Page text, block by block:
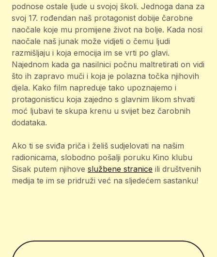
podnose ostale ljude u svojoj školi. Jednoga dana za
svoj 17. rođendan naš protagonist dobije čarobne
naočale koje mu promijene život na bolje. Kada nosi
naočale naš junak može vidjeti o čemu ljudi
razmišljaju i koja emocija im se vrti po glavi.
Najednom kada ga nasilnici počnu maltretirati on vidi
što ih zapravo muči i koja je polazna točka njihovih
djela. Kako film napreduje tako upoznajemo i
protagonisticu koja zajedno s glavnim likom shvati
moć ljubavi te skupa krenu u svijet bez čarobnih
dodataka.
Ako ti se sviđa priča i želiš sudjelovati na našim
radionicama, slobodno pošalji poruku Kino klubu
Sisak putem njihove službene stranice ili društvenih
medija te im se pridruži već na sljedećem sastanku!